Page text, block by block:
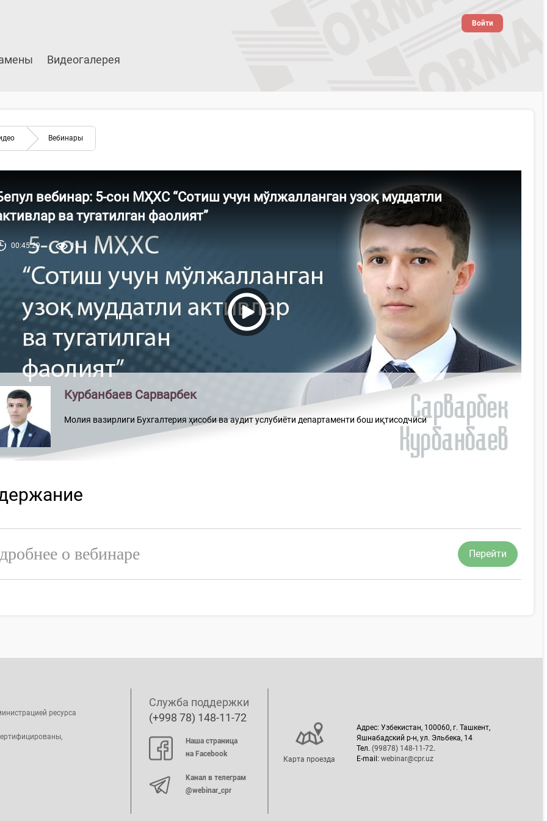
Видеогалерея
Войти
Вебинары
вебинар: 5-сон МҲХС “Сотиш учун мўлжалланган узоқ муддатли
ва тугатилган фаолият”
00:45:29 19
Курбанбаев Сарварбек
Молия вазирлиги Бухгалтерия ҳисоби ва аудит услубиёти департаменти бош иқтисодчиси
о вебинаре Перейти
ресурса
Служба поддержки
(+998 78) 148-11-72
Наша страница
на Facebook
Канал в телеграм
@webinar_cpr
Карта проезда
Адрес: Узбекистан, 100060, г. Ташкент,
Яшнабадский р-н, ул. Эльбека, 14
Тел. (99878) 148-11-72.
E-mail: webinar@cpr.uz